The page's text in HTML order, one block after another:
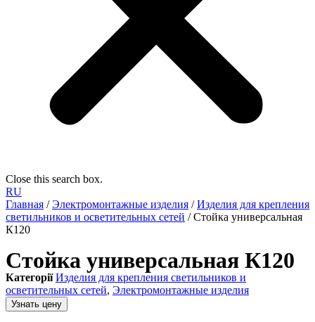
Close this search box.
RU
Главная /Электромонтажные изделия /Изделия для крепления
светильников и осветительных сетей / Стойка универсальная
К120
Стойка универсальная К120
Категорії Изделия для крепления светильников и
осветительных сетей, Электромонтажные изделия
Узнать цену